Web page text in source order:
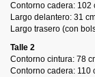
Contorno cadera: 102
Largo delantero: 31
Largo trasero (con
Talle 2
Contorno cintura: 78
Contorno cadera: 110